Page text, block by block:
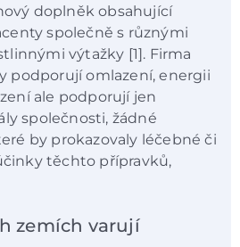
doplněk obsahující
společně s různými
výtažky [1]. Firma
podporují omlazení, energii
ale podporují jen
společnosti, žádné
by prokazovaly léčebné či
těchto přípravků,
zemích varují